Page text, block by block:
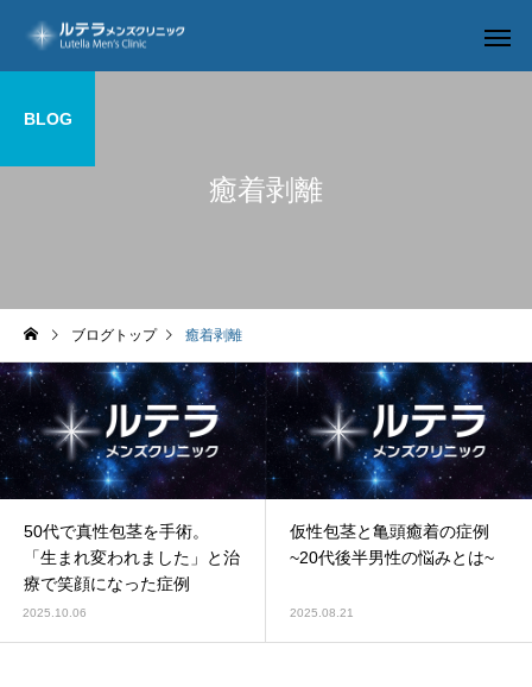
長茎手術 修正手
癒着剥離
BLOG
ブログトップ 癒着剥離
50代で真性包茎を手術。
「生まれ変われました」と治
療で笑顔になった症例
2025.10.06
仮性包茎と亀頭癒着の症例
~20代後半男性の悩みとは~
2025.08.21